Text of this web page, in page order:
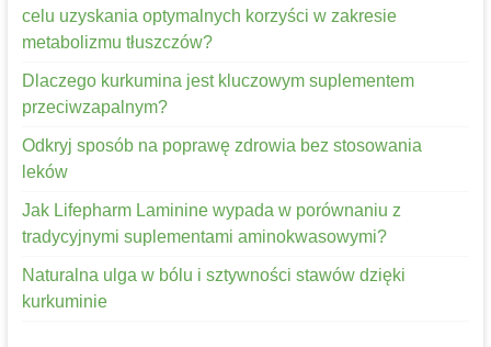
celu uzyskania optymalnych korzyści w zakresie
metabolizmu tłuszczów?
Dlaczego kurkumina jest kluczowym suplementem
przeciwzapalnym?
Odkryj sposób na poprawę zdrowia bez stosowania
leków
Jak Lifepharm Laminine wypada w porównaniu z
tradycyjnymi suplementami aminokwasowymi?
Naturalna ulga w bólu i sztywności stawów dzięki
kurkuminie